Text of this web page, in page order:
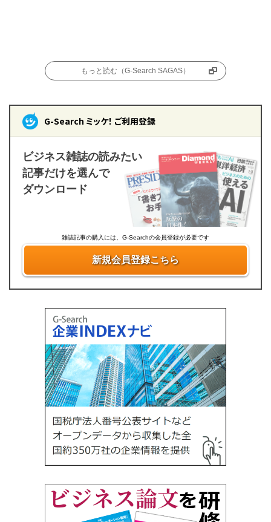
もっと読む（G-Search SAGAS）
G-Search ミッケ！ ご利用登録
ビジネス雑誌の読みたい
記事だけを選んで
ダウンロード
雑誌記事の購入には、G-Searchの会員登録が必要です
新規会員登録こちら